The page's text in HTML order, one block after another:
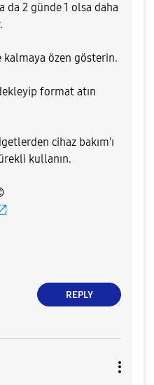
da 2 günde 1 olsa daha
kalmaya özen gösterin.
format atın
cihaz bakım'ı
kullanın.
REPLY